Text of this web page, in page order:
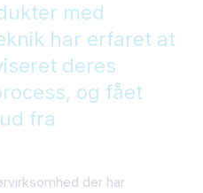
med
har erfaret at
deres
og fået
fra
der har